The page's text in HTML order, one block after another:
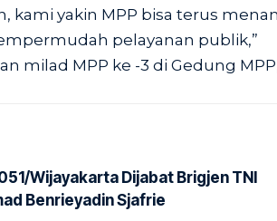
kami yakin MPP bisa terus
pelayanan publik,”
milad MPP ke -3 di Gedung
Wijayakarta Dijabat Brigjen TNI
Benrieyadin Sjafrie